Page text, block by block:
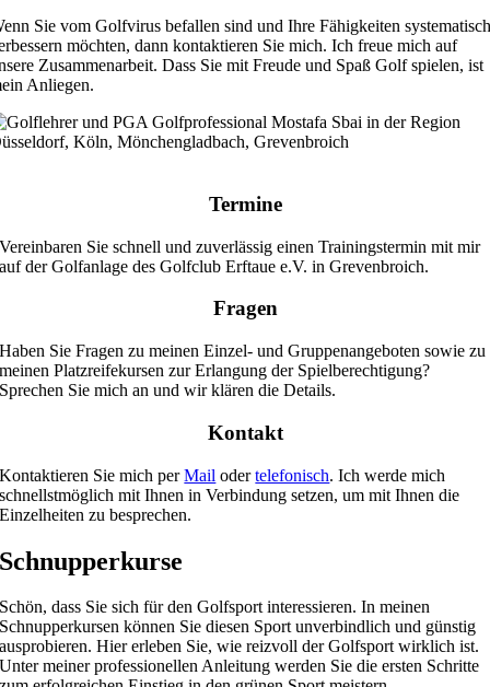
Sie vom Golfvirus befallen sind und Ihre Fähigkeiten
möchten, dann kontaktieren Sie mich. Ich freue mich auf
Zusammenarbeit. Dass Sie mit Freude und Spaß Golf spielen, ist
Anliegen.
Termine
Vereinbaren Sie schnell und zuverlässig einen Trainingstermin mit mir
auf der Golfanlage des Golfclub Erftaue e.V. in Grevenbroich.
Fragen
Haben Sie Fragen zu meinen Einzel- und Gruppenangeboten sowie zu
meinen Platzreife­kursen zur Erlangung der Spielberechtigung?
Sprechen Sie mich an und wir klären die Details.
Kontakt
Kontaktieren Sie mich perMail odertelefonisch. Ich werde mich
schnellstmöglich mit Ihnen in Verbindung setzen, um mit Ihnen die
Einzelheiten zu besprechen.
Schnupperkurse
Schön, dass Sie sich für den Golfsport interessieren. In meinen
Schnupperkursen können Sie diesen Sport unverbindlich und günstig
ausprobieren. Hier erleben Sie, wie reizvoll der Golfsport wirklich ist.
Unter meiner professionellen Anleitung werden Sie die ersten Schritte